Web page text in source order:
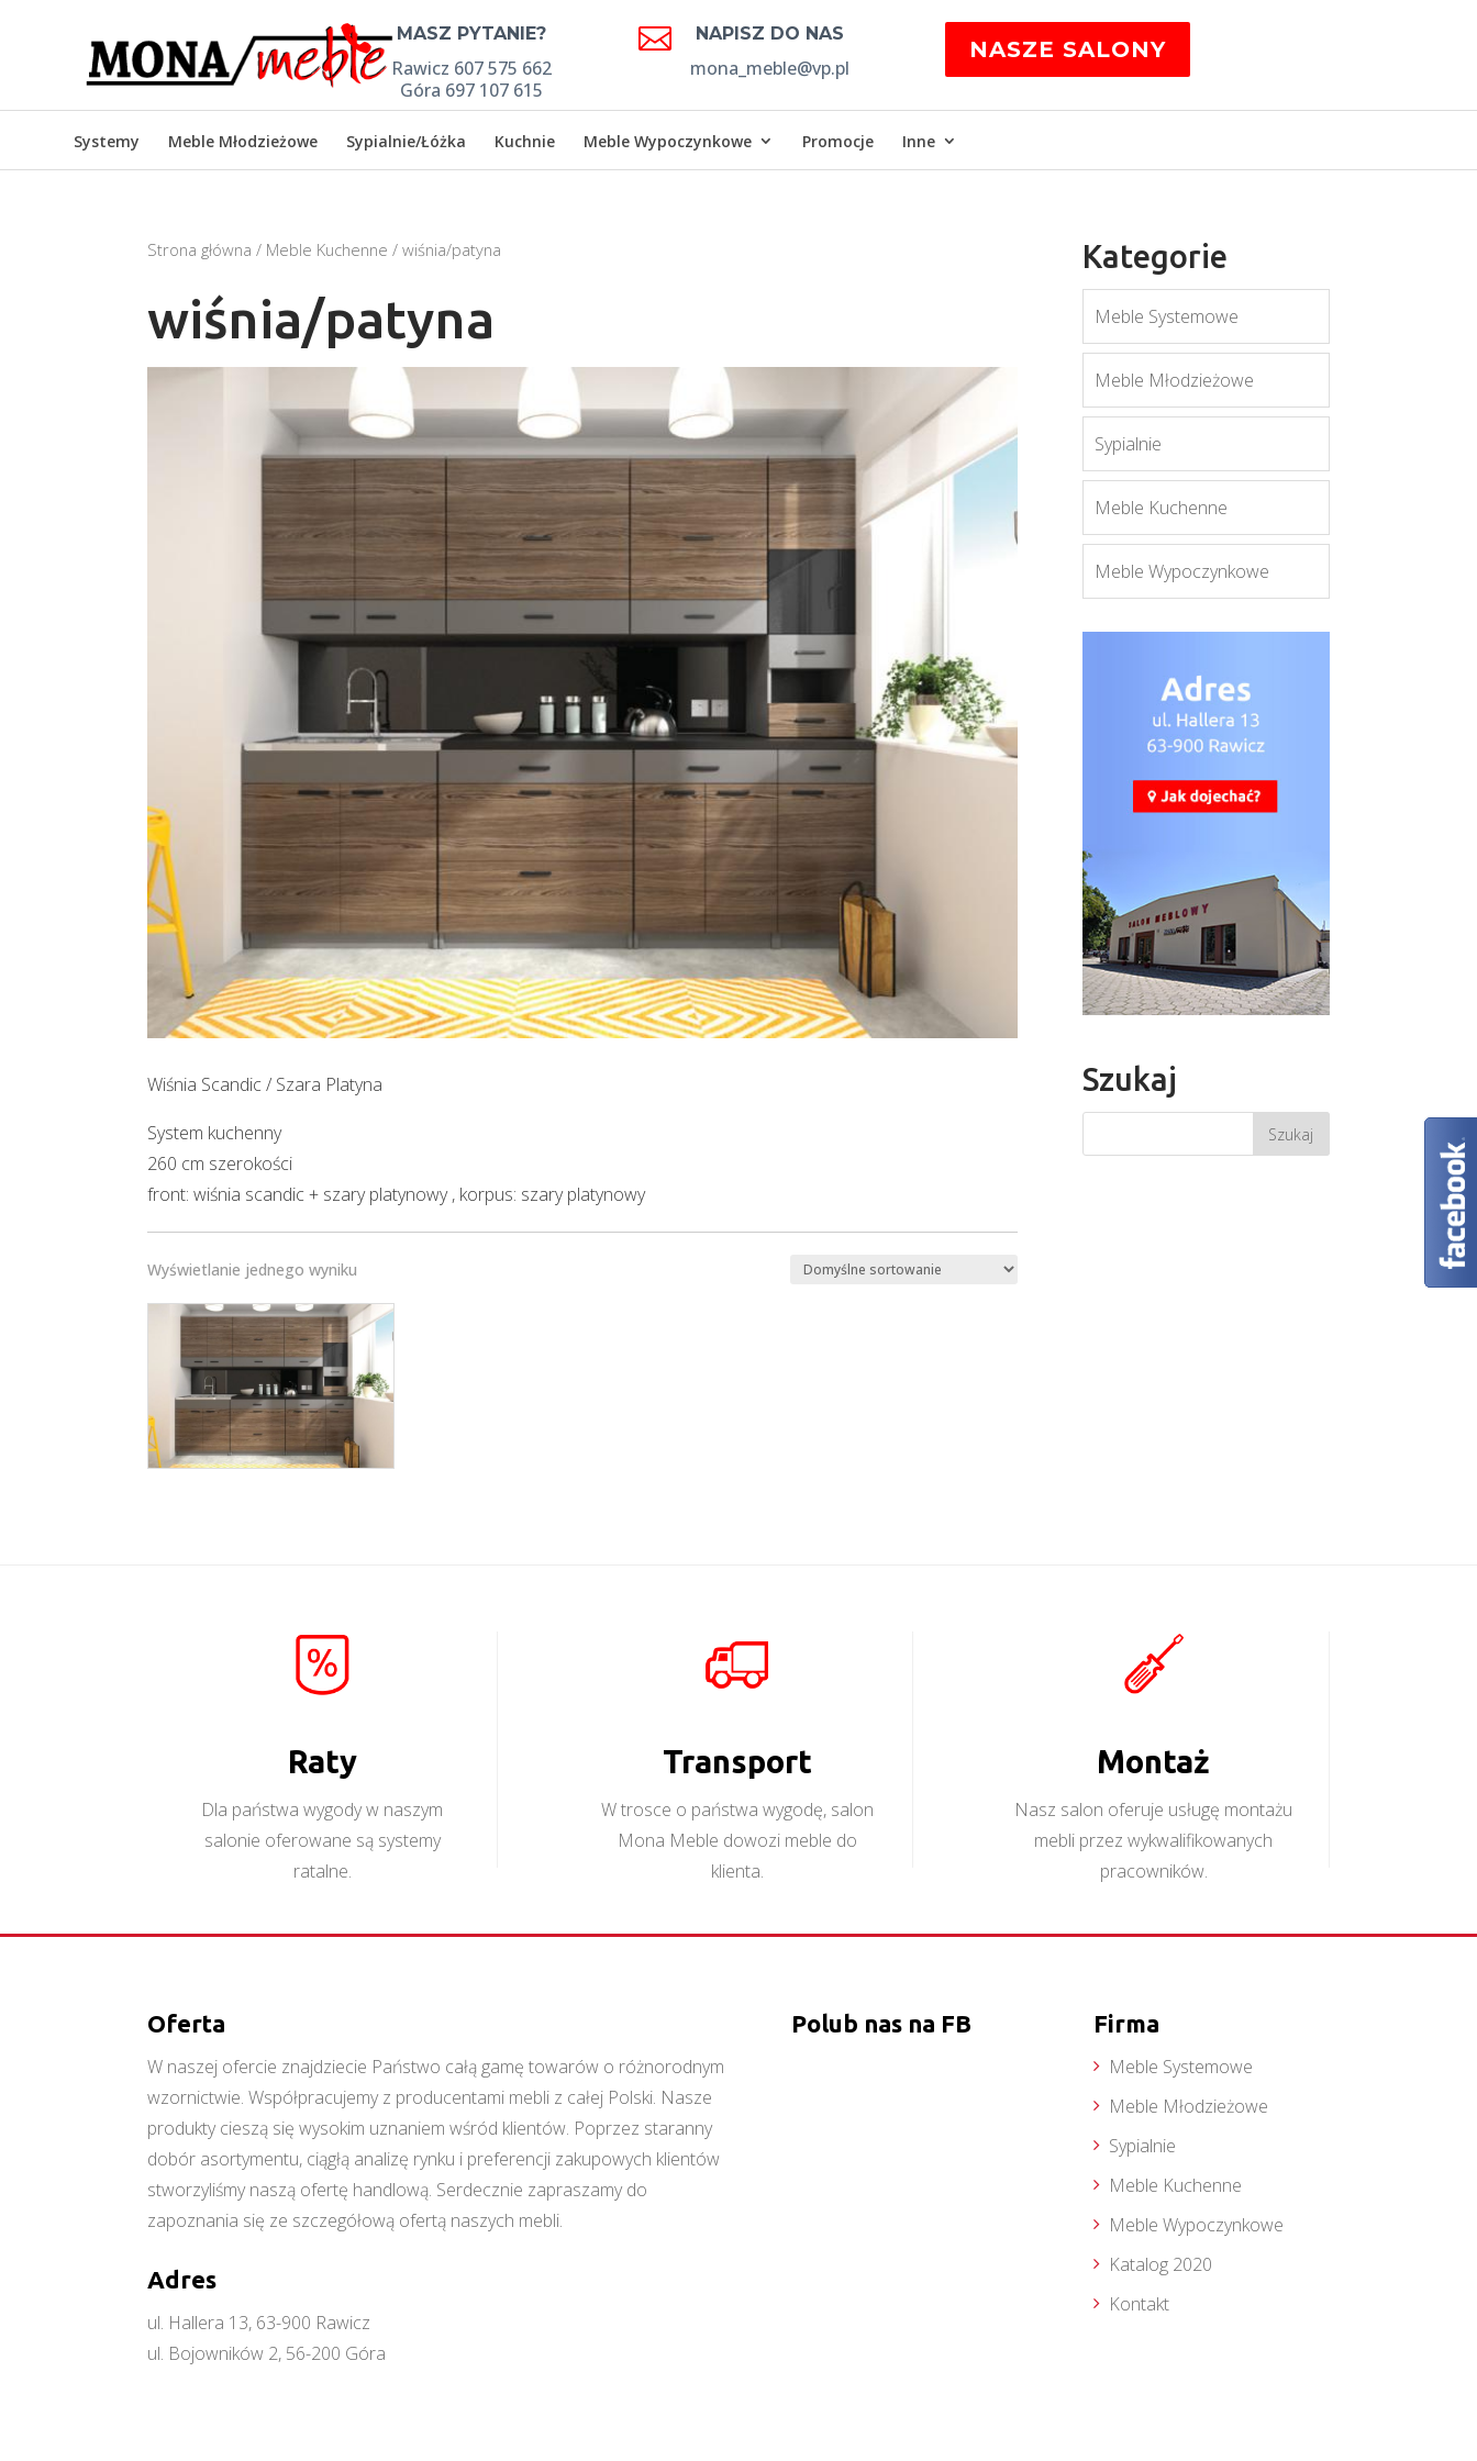
 MASZ PYTANIE?
Rawicz 607 575 662
Góra 697 107 615
 NAPISZ DO NAS
mona_meble@vp.pl
NASZE SALONY
Systemy Meble Młodzieżowe Sypialnie/Łóżka Kuchnie Meble Wypoczynkowe Promocje Inne
Strona główna / Meble Kuchenne / wiśnia/patyna
wiśnia/patyna
Wiśnia Scandic / Szara Platyna
System kuchenny
260 cm szerokości
front: wiśnia scandic + szary platynowy , korpus: szary platynowy
Wyświetlanie jednego wyniku
Kategorie
Meble Systemowe
Meble Młodzieżowe
Sypialnie
Meble Kuchenne
Meble Wypoczynkowe
Szukaj
Raty
Dla państwa wygody w naszym
salonie oferowane są systemy
ratalne.
Transport
W trosce o państwa wygodę, salon
Mona Meble dowozi meble do
klienta.
Montaż
Nasz salon oferuje usługę montażu
mebli przez wykwalifikowanych
pracowników.
Oferta
W naszej ofercie znajdziecie Państwo całą gamę towarów o różnorodnym
wzornictwie. Współpracujemy z producentami mebli z całej Polski. Nasze
produkty cieszą się wysokim uznaniem wśród klientów. Poprzez staranny
dobór asortymentu, ciągłą analizę rynku i preferencji zakupowych klientów
stworzyliśmy naszą ofertę handlową. Serdecznie zapraszamy do
zapoznania się ze szczegółową ofertą naszych mebli.
Adres
ul. Hallera 13, 63-900 Rawicz
ul. Bojowników 2, 56-200 Góra
Polub nas na FB Firma
Meble Systemowe
Meble Młodzieżowe
Sypialnie
Meble Kuchenne
Meble Wypoczynkowe
Katalog 2020
Kontakt